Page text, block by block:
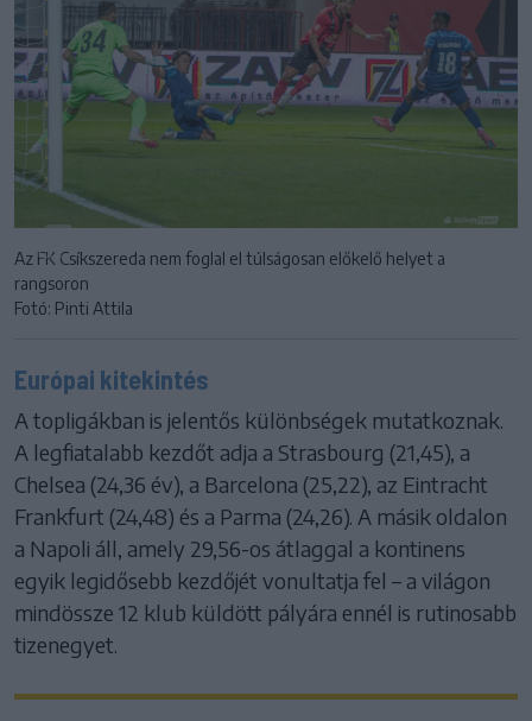
Az FK Csíkszereda nem foglal el túlságosan előkelő helyet a
rangsoron
Fotó: Pinti Attila
Európai kitekintés
A topligákban is jelentős különbségek mutatkoznak.
A legfiatalabb kezdőt adja a Strasbourg (21,45), a
Chelsea (24,36 év), a Barcelona (25,22), az Eintracht
Frankfurt (24,48) és a Parma (24,26). A másik oldalon
a Napoli áll, amely 29,56-os átlaggal a kontinens
egyik legidősebb kezdőjét vonultatja fel – a világon
mindössze 12 klub küldött pályára ennél is rutinosabb
tizenegyet.